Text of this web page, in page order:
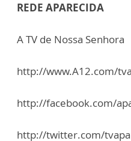
REDE APARECIDA
A TV de Nossa Senhora
http://www.A12.com/
http://facebook.com/
http://twitter.com/